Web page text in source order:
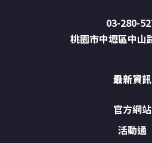
03-280-
桃園市中壢區中山
最新資訊
官方網站
活動通